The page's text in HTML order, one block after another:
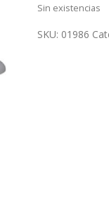
Sin existencias
SKU: 01986